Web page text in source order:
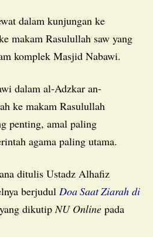
makam Rasulullah saw yang
komplek Masjid Nabawi.
ke makam Rasulullah
penting, amal paling
agama paling utama.
berjudul Doa Saat Ziarah di
yang dikutip NU Online pada